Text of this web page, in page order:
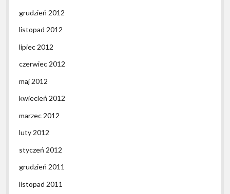
grudzień 2012
listopad 2012
lipiec 2012
czerwiec 2012
maj 2012
kwiecień 2012
marzec 2012
luty 2012
styczeń 2012
grudzień 2011
listopad 2011